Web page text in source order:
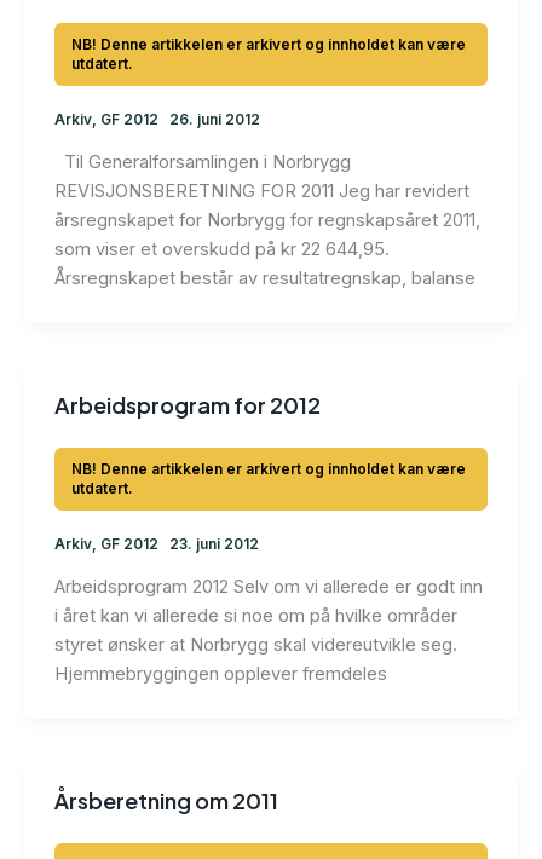
Arkiv, GF 2012 26. juni 2012
Til Generalforsamlingen i Norbrygg
REVISJONSBERETNING FOR 2011 Jeg har revidert
årsregnskapet for Norbrygg for regnskapsåret 2011,
som viser et overskudd på kr 22 644,95.
Årsregnskapet består av resultatregnskap, balanse
Arbeidsprogram for 2012
Arkiv, GF 2012 23. juni 2012
Arbeidsprogram 2012 Selv om vi allerede er godt inn
i året kan vi allerede si noe om på hvilke områder
styret ønsker at Norbrygg skal videreutvikle seg.
Hjemmebryggingen opplever fremdeles
Årsberetning om 2011